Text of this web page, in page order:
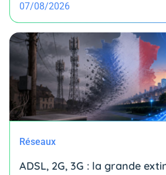
07/08/2026
Réseaux
ADSL, 2G, 3G : la grande